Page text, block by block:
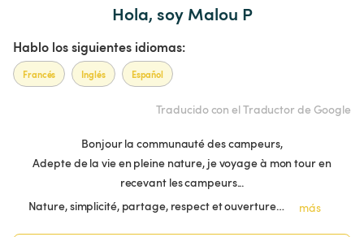
Hola, soy Malou P
Hablo los siguientes idiomas:
Francés Inglés Español
Traducido con el Traductor de Google
Bonjour la communauté des campeurs,
Adepte de la vie en pleine nature, je voyage à mon tour en
recevant les campeurs...
Nature, simplicité, partage, respect et ouverture…
más